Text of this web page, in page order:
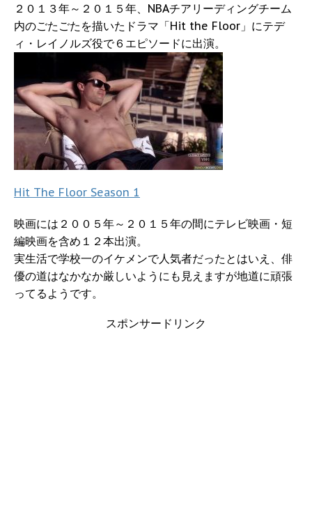
２０１３年～２０１５年、NBAチアリーディングチーム
内のごたごたを描いたドラマ「Hit the Floor」にテデ
ィ・レイノルズ役で６エピソードに出演。
Hit The Floor Season 1
映画には２００５年～２０１５年の間にテレビ映画・短
編映画を含め１２本出演。
実生活で学校一のイケメンで人気者だったとはいえ、俳
優の道はなかなか厳しいようにも見えますが地道に頑張
ってるようです。
スポンサードリンク